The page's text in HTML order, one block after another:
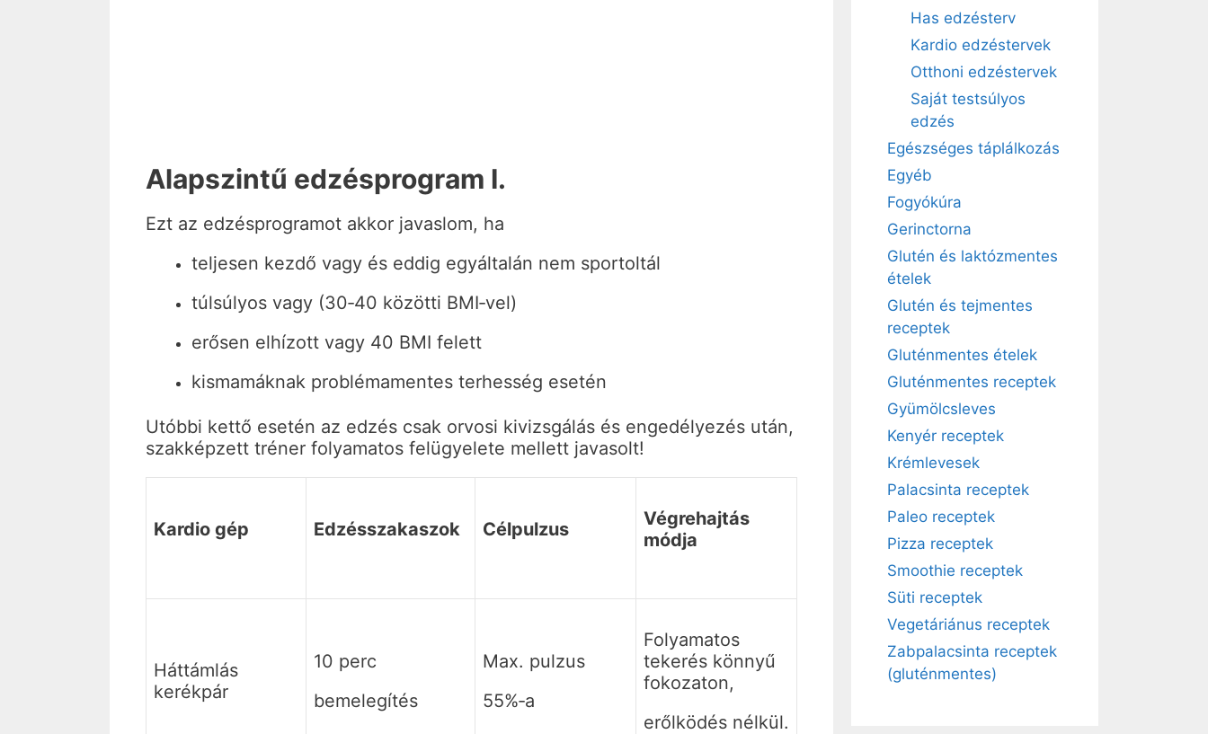
Alapszintű edzésprogram I.
Ezt az edzésprogramot akkor javaslom, ha
teljesen kezdő vagy és eddig egyáltalán nem sportoltál
túlsúlyos vagy (30‐40 közötti BMI‐vel)
erősen elhízott vagy 40 BMI felett
kismamáknak problémamentes terhesség esetén
Utóbbi kettő esetén az edzés csak orvosi kivizsgálás és engedélyezés után,
szakképzett tréner folyamatos felügyelete mellett javasolt!
Kardio gép Edzésszakaszok Célpulzus
Végrehajtás
módja
Háttámlás
kerékpár
10 perc
bemelegítés
Max. pulzus
55%‐a
Folyamatos
tekerés könnyű
fokozaton,
erőlködés nélkül.
Has edzésterv
Kardio edzéstervek
Otthoni edzéstervek
Saját testsúlyos
edzés
Egészséges táplálkozás
Egyéb
Fogyókúra
Gerinctorna
Glutén és laktózmentes
ételek
Glutén és tejmentes
receptek
Gluténmentes ételek
Gluténmentes receptek
Gyümölcsleves
Kenyér receptek
Krémlevesek
Palacsinta receptek
Paleo receptek
Pizza receptek
Smoothie receptek
Süti receptek
Vegetáriánus receptek
Zabpalacsinta receptek
(gluténmentes)